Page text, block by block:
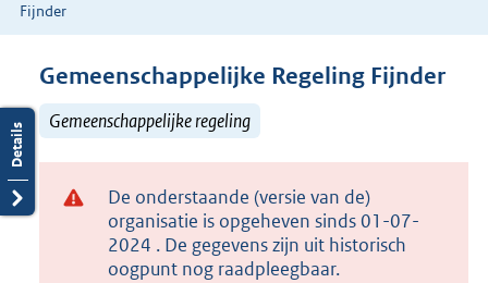
Fijnder
Gemeenschappelijke Regeling Fijnder
Gemeenschappelijke regeling
De onderstaande (versie van de)
organisatie is opgeheven sinds 01-07-
2024 . De gegevens zijn uit historisch
oogpunt nog raadpleegbaar.